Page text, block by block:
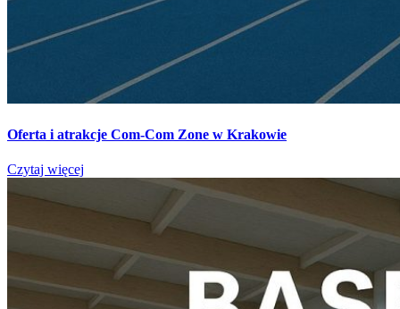
Oferta i atrakcje Com-Com Zone w Krakowie
Czytaj więcej